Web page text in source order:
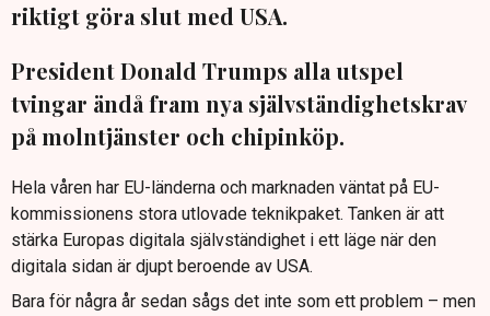
riktigt göra slut med USA.
President Donald Trumps alla utspel
tvingar ändå fram nya självständighetskrav
på molntjänster och chipinköp.
Hela våren har EU-länderna och marknaden väntat på EU-
kommissionens stora utlovade teknikpaket. Tanken är att
stärka Europas digitala självständighet i ett läge när den
digitala sidan är djupt beroende av USA.
Bara för några år sedan sågs det inte som ett problem – men